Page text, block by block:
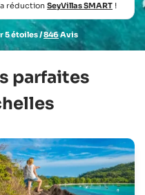
réduction SeyVillas SMART !
5 étoiles /846Avis
parfaites